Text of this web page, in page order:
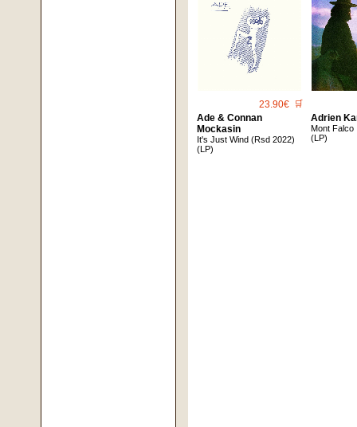
23.90€ 🛒
Ade & Connan
Mockasin
It's Just Wind (Rsd 2022)
(LP)
Adrien
Mont Falco
(LP)